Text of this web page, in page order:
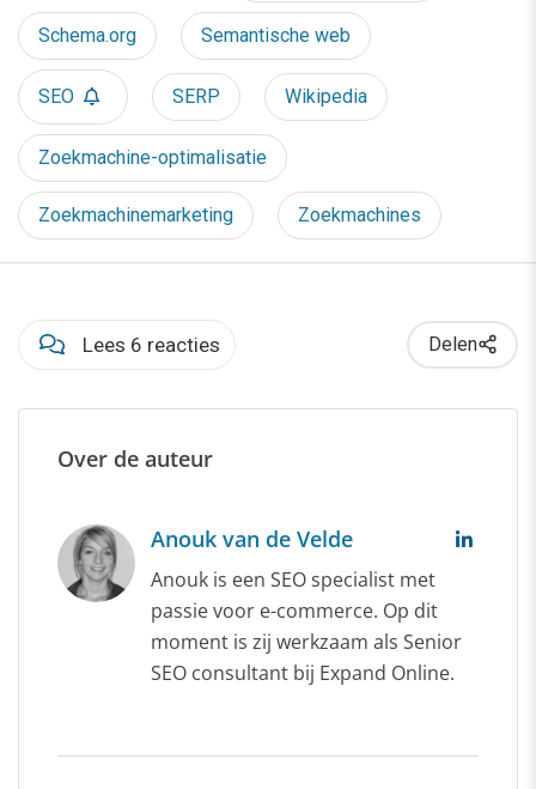
Schema.org Semantische web
SEO SERP Wikipedia
Zoekmachine-optimalisatie
Zoekmachinemarketing Zoekmachines
Lees 6 reacties Delen
Over de auteur
Anouk van de Velde
Anouk is een SEO specialist met
passie voor e-commerce. Op dit
moment is zij werkzaam als Senior
SEO consultant bij Expand Online.